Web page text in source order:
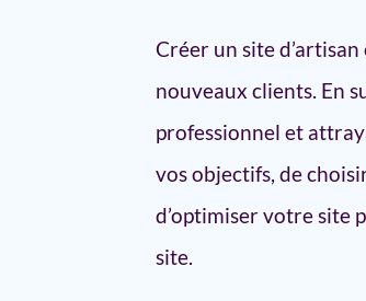
Créer un site
nouveaux clients. En
professionnel et
vos objectifs, de
d’optimiser votre site
site.